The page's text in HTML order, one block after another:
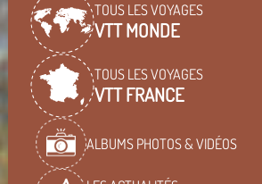
TOUS LES VOYAGES
VTT MONDE
TOUS LES VOYAGES
VTT FRANCE
ALBUMS PHOTOS & VIDÉOS